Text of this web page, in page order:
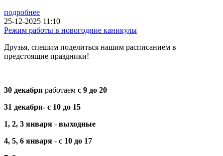
подробнее
25-12-2025 11:10
Режим работы в новогодние каникулы
Друзья, спешим поделиться нашим расписанием в
предстоящие праздники!
30 декабря работаем с 9 до 20
31 декабря- с 10 до 15
1, 2, 3 января - выходные
4, 5, 6 января - с 10 до 17